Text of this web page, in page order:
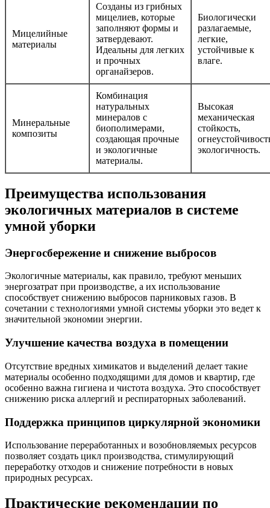
Мицелийные
материалы
Созданы из грибных
мицелиев, которые
заполняют формы и
затвердевают.
Идеальны для легких
и прочных
органайзеров.
Биологически
разлагаемые,
легкие,
устойчивые к
влаге.
Минеральные
композиты
Комбинация
натуральных
минералов с
биополимерами,
создающая прочные
и экологичные
материалы.
Высокая
механическая
стойкость,
экологичность.
Преимущества использования
экологичных материалов в системе
умной уборки
Энергосбережение и снижение выбросов
Экологичные материалы, как правило, требуют меньших
энергозатрат при производстве, а их использование
способствует снижению выбросов парниковых газов. В
сочетании с технологиями умной системы уборки это ведет к
значительной экономии энергии.
Улучшение качества воздуха в помещении
Отсутствие вредных химикатов и выделений делает такие
материалы особенно подходящими для домов и квартир, где
особенно важна гигиена и чистота воздуха. Это способствует
снижению риска аллергий и респираторных заболеваний.
Поддержка принципов циркулярной экономики
Использование переработанных и возобновляемых ресурсов
позволяет создать цикл производства, стимулирующий
переработку отходов и снижение потребности в новых
природных ресурсах.
Практические рекомендации по